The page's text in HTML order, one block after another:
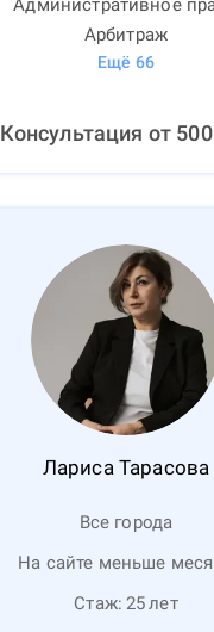
Административное
Арбитраж
Ещё 66
Консультация от 500
Лариса Тарасова
Все города
На сайте меньше
Стаж: 25лет